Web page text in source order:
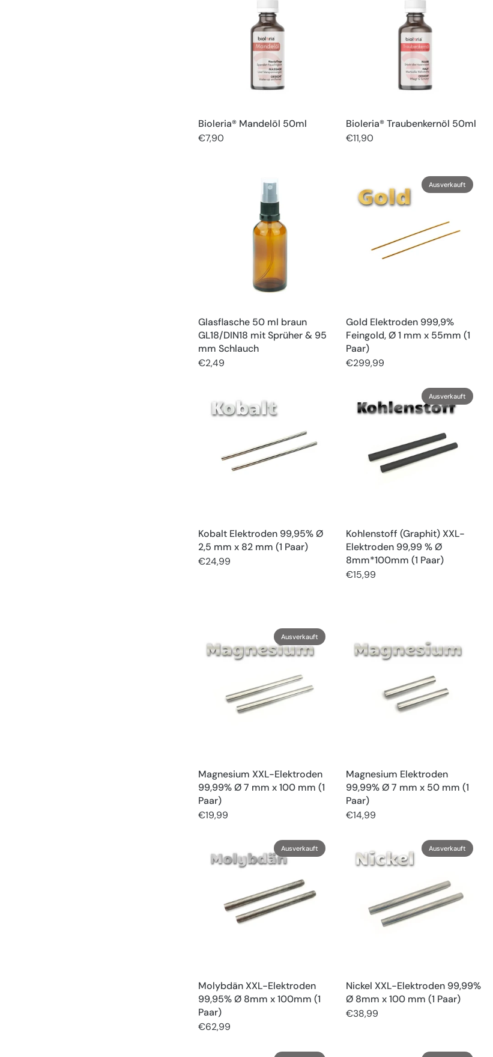
Bioleria® Mandelöl 50ml
€7,90
Bioleria® Traubenkernöl 50ml
€11,90
Glasflasche 50 ml braun
GL18/DIN18 mit Sprüher & 95
mm Schlauch
€2,49
Ausverkauft
Gold Elektroden 999,9%
Feingold, Ø 1 mm x 55mm (1
Paar)
€299,99
Kobalt Elektroden 99,95% Ø
2,5 mm x 82 mm (1 Paar)
€24,99
Ausverkauft
Kohlenstoff (Graphit) XXL-
Elektroden 99,99 % Ø
8mm*100mm (1 Paar)
€15,99
Ausverkauft
Magnesium XXL-Elektroden
99,99% Ø 7 mm x 100 mm (1
Paar)
€19,99
Magnesium Elektroden
99,99% Ø 7 mm x 50 mm (1
Paar)
€14,99
Ausverkauft
Molybdän XXL-Elektroden
99,95% Ø 8mm x 100mm (1
Paar)
€62,99
Ausverkauft
Nickel XXL-Elektroden 99,99%
Ø 8mm x 100 mm (1 Paar)
€38,99